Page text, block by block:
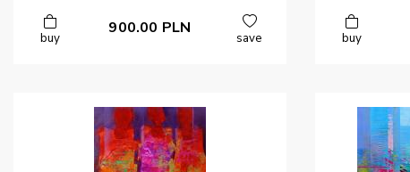
buy
900.00 PLN
save buy